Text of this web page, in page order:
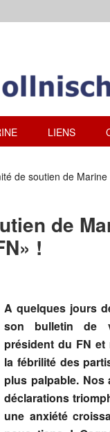
LIENS
de soutien de
de
!
A quelques jours
son bulletin de
président du FN et
la fébrilité des
plus palpable. Nos
déclarations
une anxiété